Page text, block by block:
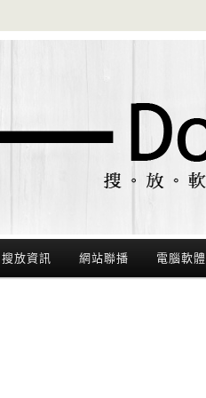
搜放資訊 網站聯播 電腦軟體